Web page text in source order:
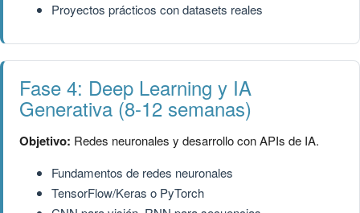
Proyectos prácticos con datasets reales
Fase 4: Deep Learning y IA
Generativa (8-12 semanas)
Objetivo: Redes neuronales y desarrollo con APIs de IA.
Fundamentos de redes neuronales
TensorFlow/Keras o PyTorch